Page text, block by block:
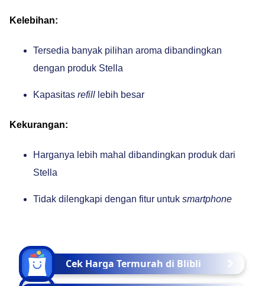
Kelebihan:
Tersedia banyak pilihan aroma dibandingkan
dengan produk Stella
Kapasitas refill lebih besar
Kekurangan:
Harganya lebih mahal dibandingkan produk dari
Stella
Tidak dilengkapi dengan fitur untuk smartphone
Cek Harga Termurah di Blibli